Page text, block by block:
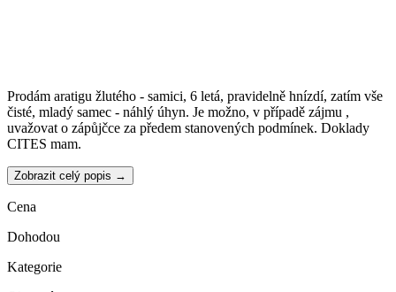
Prodám aratigu žlutého - samici, 6 letá, pravidelně hnízdí, zatím vše
čisté, mladý samec - náhlý úhyn. Je možno, v případě zájmu ,
uvažovat o zápůjčce za předem stanovených podmínek. Doklady
CITES mam.
Zobrazit celý popis →
Cena
Dohodou
Kategorie